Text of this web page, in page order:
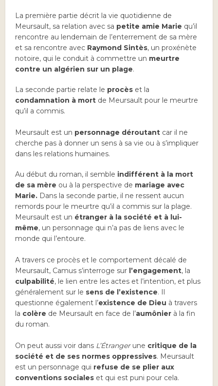
La première partie décrit la vie quotidienne de
Meursault, sa relation avec sa petite amie Marie qu’il
rencontre au lendemain de l’enterrement de sa mère
et sa rencontre avec Raymond Sintès, un proxénète
notoire, qui le conduit à commettre un meurtre
contre un algérien sur un plage.
La seconde partie relate le procès et la
condamnation à mort de Meursault pour le meurtre
qu’il a commis.
Meursault est un personnage déroutant car il ne
cherche pas à donner un sens à sa vie ou à s’impliquer
dans les relations humaines.
Au début du roman, il semble indifférent à la mort
de sa mère ou à la perspective de mariage avec
Marie. Dans la seconde partie, il ne ressent aucun
remords pour le meurtre qu’il a commis sur la plage.
Meursault est un étranger à la société et à lui-
même, un personnage qui n’a pas de liens avec le
monde qui l’entoure.
A travers ce procès et le comportement décalé de
Meursault, Camus s’interroge sur l’engagement, la
culpabilité, le lien entre les actes et l’intention, et plus
généralement sur le sens de l’existence. Il
questionne également l’existence de Dieu à travers
la colère de Meursault en face de l’aumônier à la fin
du roman.
On peut aussi voir dans L’Étrangerune critique de la
société et de ses normes oppressives. Meursault
est un personnage qui refuse de se plier aux
conventions sociales et qui est puni pour cela.